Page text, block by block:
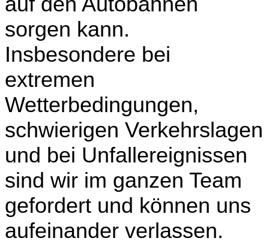
sorgen kann.
Insbesondere bei
extremen
Wetterbedingungen,
schwierigen Verkehrslagen
und bei Unfallereignissen
sind wir im ganzen Team
gefordert und können uns
aufeinander verlassen.